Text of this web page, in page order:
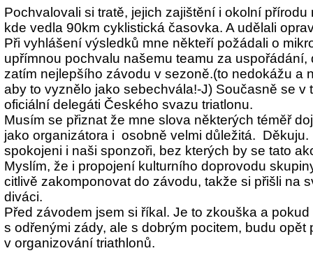
Pochvalovali si tratě, jejich zajištění i okolní
kde vedla 90km cyklistická časovka. A udělali
Při vyhlášení výsledků mne někteří požádali o
upřímnou pochvalu našemu teamu za
zatím nejlepšího závodu v sezoně.(to nedokážu a
aby to vyznělo jako sebechvála!-J) Současně se v
oficiální delegáti Českého svazu triatlonu.
Musím se přiznat že mne slova některých téměř
jako organizátora i osobně velmi důležitá. Děkuju.
spokojeni i naši sponzoři, bez kterých by se tato
Myslím, že i propojení kulturního doprovodu
citlivě zakomponovat do závodu, takže si přišli na
diváci.
Před závodem jsem si říkal. Je to zkouška a
s odřenými zády, ale s dobrým pocitem, budu opět
v organizování triathlonů.